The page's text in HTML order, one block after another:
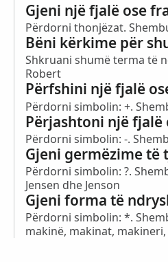
Gjeni një fjalë ose
Përdorni thonjëzat.
Bëni kërkime për
Shkruani shumë terma të
Robert
Përfshini një fjalë
Përdorni simbolin: +.
Përjashtoni një fjalë
Përdorni simbolin: -.
Gjeni germëzime të
Përdorni simbolin: ?.
Jensen dhe Jenson
Gjeni forma të
Përdorni simbolin: *.
makinë, makinat,